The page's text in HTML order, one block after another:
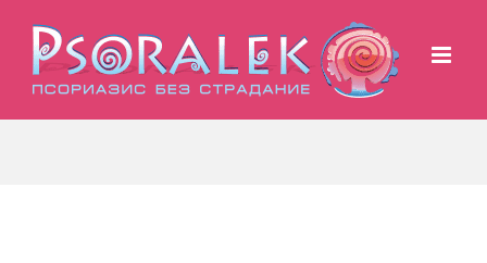
content